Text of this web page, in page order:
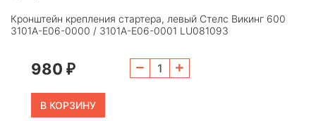
Кронштейн крепления стартера, левый Стелс Викинг 600
3101A-E06-0000 / 3101A-E06-0001 LU081093
980 ₽